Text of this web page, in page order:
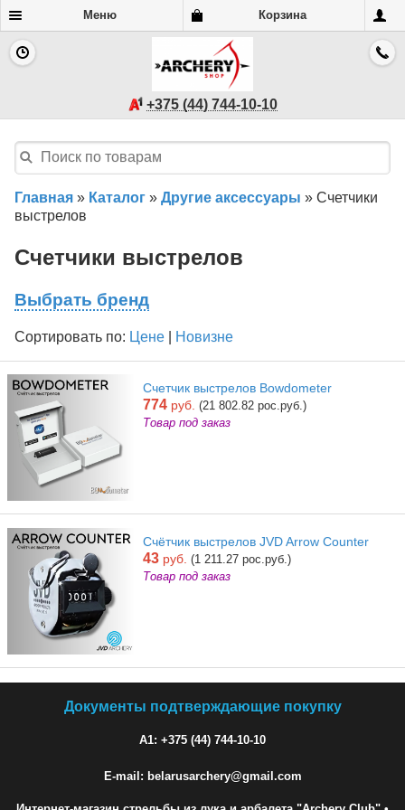
Меню Корзина
+375 (44) 744-10-10
Главная » Каталог » Другие аксессуары » Счетчики
выстрелов
Счетчики выстрелов
Выбрать бренд
Сортировать по: Цене Новизне
Счетчик выстрелов Bowdometer
774 руб. (21 802.82 рос.руб.)
Товар под заказ
Счётчик выстрелов JVD Arrow Counter
43 руб. (1 211.27 рос.руб.)
Товар под заказ
Документы подтверждающие покупку
A1: +375 (44) 744-10-10
E-mail: belarusarchery@gmail.com